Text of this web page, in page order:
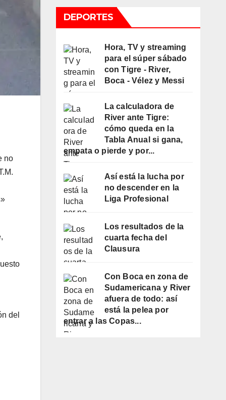
no
del
DEPORTES
Hora, TV y streaming
para el súper sábado
con Tigre - River,
Boca - Vélez y Messi
La calculadora de
River ante Tigre:
cómo queda en la
Tabla Anual si gana,
empata o pierde y por...
Así está la lucha por
no descender en la
Liga Profesional
Los resultados de la
cuarta fecha del
Clausura
Con Boca en zona de
Sudamericana y River
afuera de todo: así
está la pelea por
entrar a las Copas...